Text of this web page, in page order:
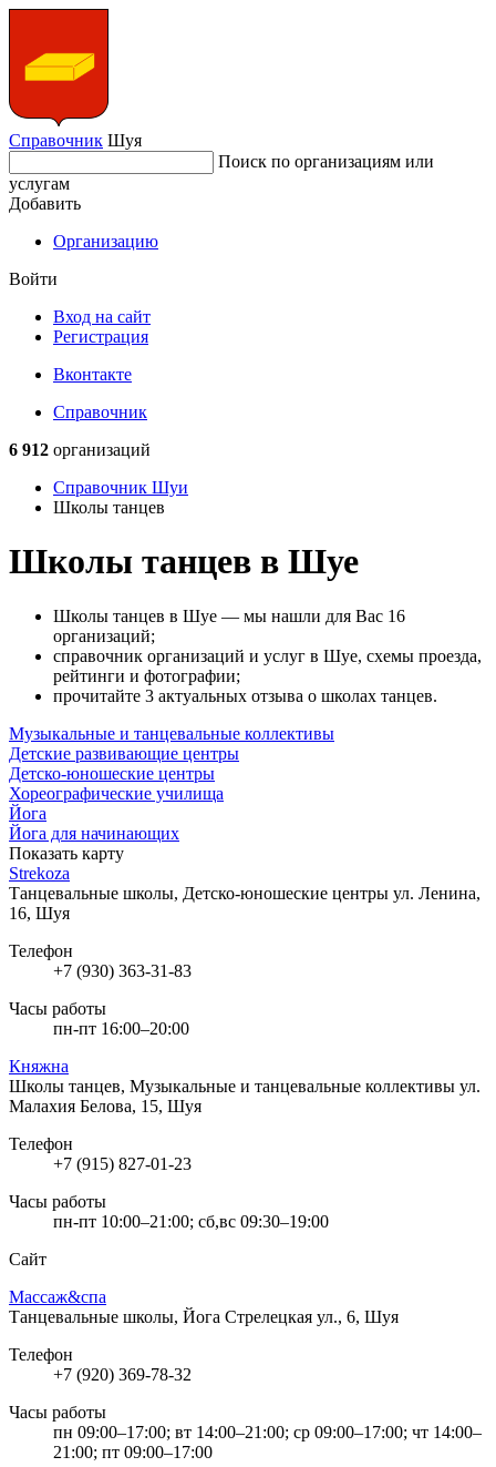
Справочник Шуя
Поиск по организациям или
услугам
Добавить
Организацию
Войти
Вход на сайт
Регистрация
Вконтакте
Справочник
6 912 организаций
Справочник Шуи
Школы танцев
Школы танцев в Шуе
Школы танцев в Шуе — мы нашли для Вас 16
организаций;
справочник организаций и услуг в Шуе, схемы проезда,
рейтинги и фотографии;
прочитайте 3 актуальных отзыва о школах танцев.
Музыкальные и танцевальные коллективы
Детские развивающие центры
Детско-юношеские центры
Хореографические училища
Йога
Йога для начинающих
Показать карту
Strekoza
Танцевальные школы, Детско-юношеские центры ул. Ленина,
16, Шуя
Телефон
+7 (930) 363-31-83
Часы работы
пн-пт 16:00–20:00
Княжна
Школы танцев, Музыкальные и танцевальные коллективы ул.
Малахия Белова, 15, Шуя
Телефон
+7 (915) 827-01-23
Часы работы
пн-пт 10:00–21:00; сб,вс 09:30–19:00
Сайт
Массаж&спа
Танцевальные школы, Йога Стрелецкая ул., 6, Шуя
Телефон
+7 (920) 369-78-32
Часы работы
пн 09:00–17:00; вт 14:00–21:00; ср 09:00–17:00; чт 14:00–
21:00; пт 09:00–17:00